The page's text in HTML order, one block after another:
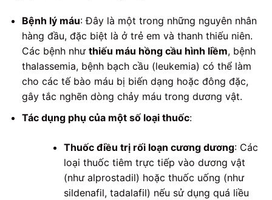
Bệnh lý máu: Đây là một trong những nguyên nhân
hàng đầu, đặc biệt là ở trẻ em và thanh thiếu niên.
Các bệnh như thiếu máu hồng cầu hình liềm, bệnh
thalassemia, bệnh bạch cầu (leukemia) có thể làm
cho các tế bào máu bị biến dạng hoặc đông đặc,
gây tắc nghẽn dòng chảy máu trong dương vật.
Tác dụng phụ của một số loại thuốc:
Thuốc điều trị rối loạn cương dương: Các
loại thuốc tiêm trực tiếp vào dương vật
(như alprostadil) hoặc thuốc uống (như
sildenafil, tadalafil) nếu sử dụng quá liều